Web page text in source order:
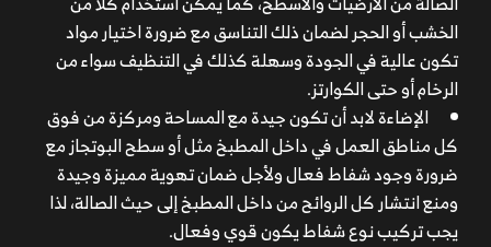
الخشب أو الحجر لضمان ذلك التناسق مع ضرورة اختيار مواد
تكون عالية في الجودة وسهلة كذلك في التنظيف سواء من
الرخام أو حتى الكوارتز.
الإضاءة لابد أن تكون جيدة مع المساحة ومركزة من فوق
كل مناطق العمل في داخل المطبخ مثل أو سطح البوتجاز مع
ضرورة وجود شفاط فعال ولأجل ضمان تهوية مميزة وجيدة
ومنع انتشار كل الروائح من داخل المطبخ إلى حيث الصالة، لذا
يجب تركيب نوع شفاط يكون قوي وفعال.